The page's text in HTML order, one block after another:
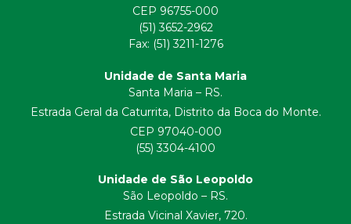
CEP 96755-000
(51) 3652-2962
Fax: (51) 3211-1276
Unidade de Santa Maria
Santa Maria – RS.
Estrada Geral da Caturrita, Distrito da Boca do Monte.
CEP 97040-000
(55) 3304-4100
Unidade de São Leopoldo
São Leopoldo – RS.
Estrada Vicinal Xavier, 720.